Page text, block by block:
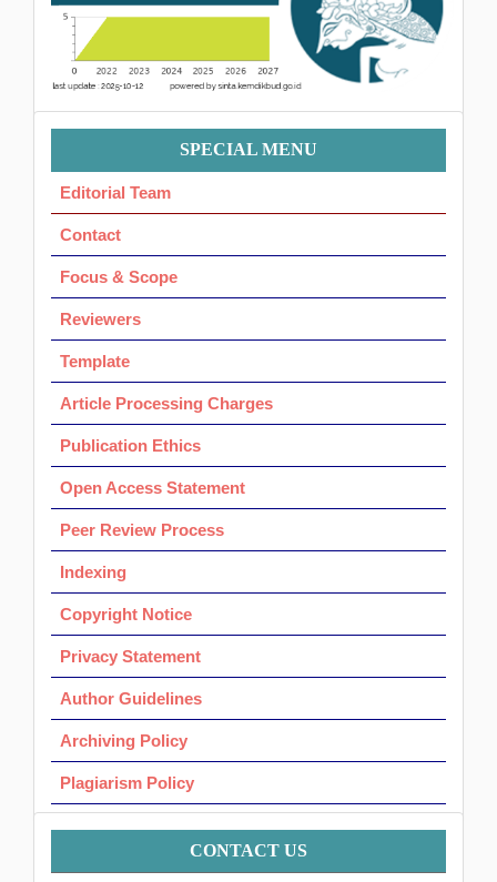
Menu
Ok
SPECIAL MENU
Editorial Team
Contact
Focus & Scope
Reviewers
Template
Article Processing Charges
Publication Ethics
Open Access Statement
Peer Review Process
Indexing
Copyright Notice
Privacy Statement
Author Guidelines
Archiving Policy
Plagiarism Policy
Contact CONTACT US